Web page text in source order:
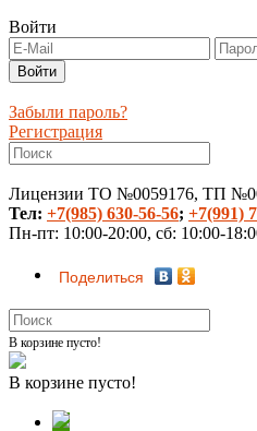
Войти
Забыли пароль?
Регистрация
Лицензии ТО №0059176, ТП
Тел: +7(985) 630-56-56; +7(991)
Пн-пт: 10:00-20:00, сб: 10:00-
Поделиться
В корзине пусто!
В корзине пусто!